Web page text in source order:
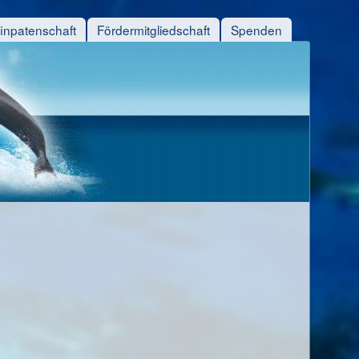
Fördermitgliedschaft Spenden